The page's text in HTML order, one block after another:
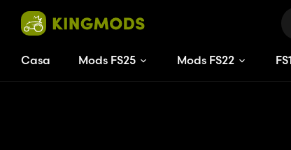
Casa Mods FS25 Mods FS22 FS